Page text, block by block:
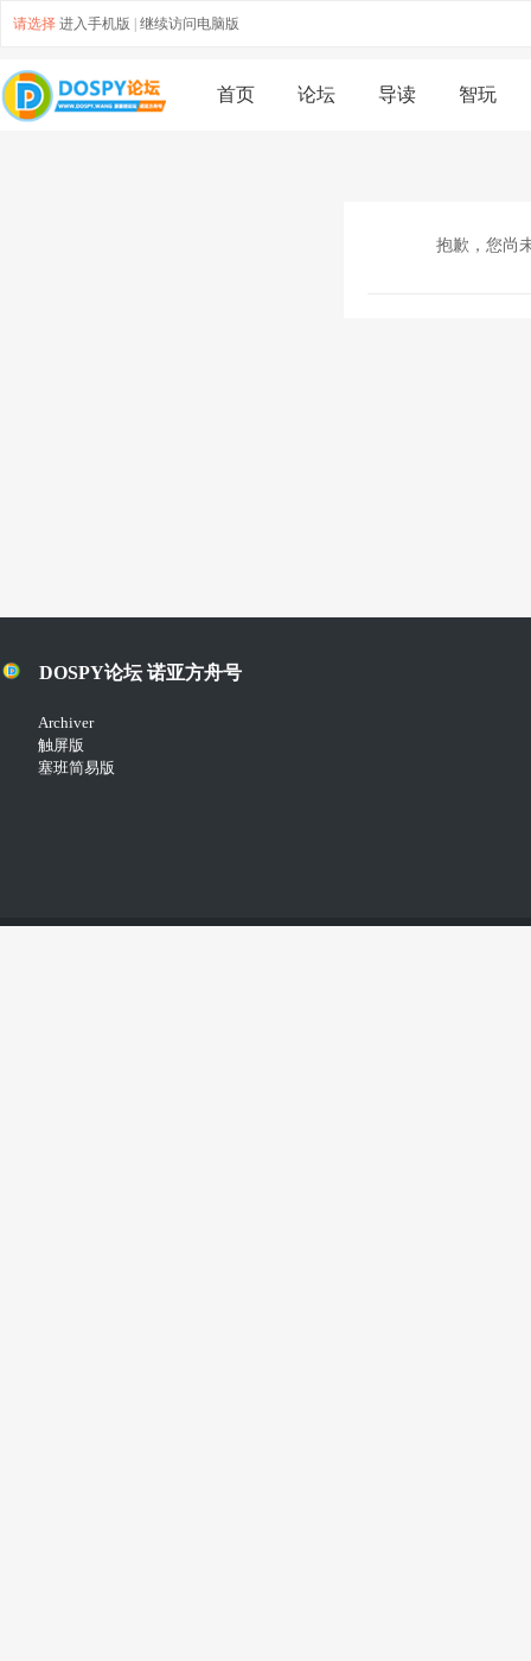
请选择 进入手机版 继续访问电脑版
首页 论坛 导读 智玩
抱歉，您尚
DOSPY论坛 诺亚方舟号
Archiver
触屏版
塞班简易版